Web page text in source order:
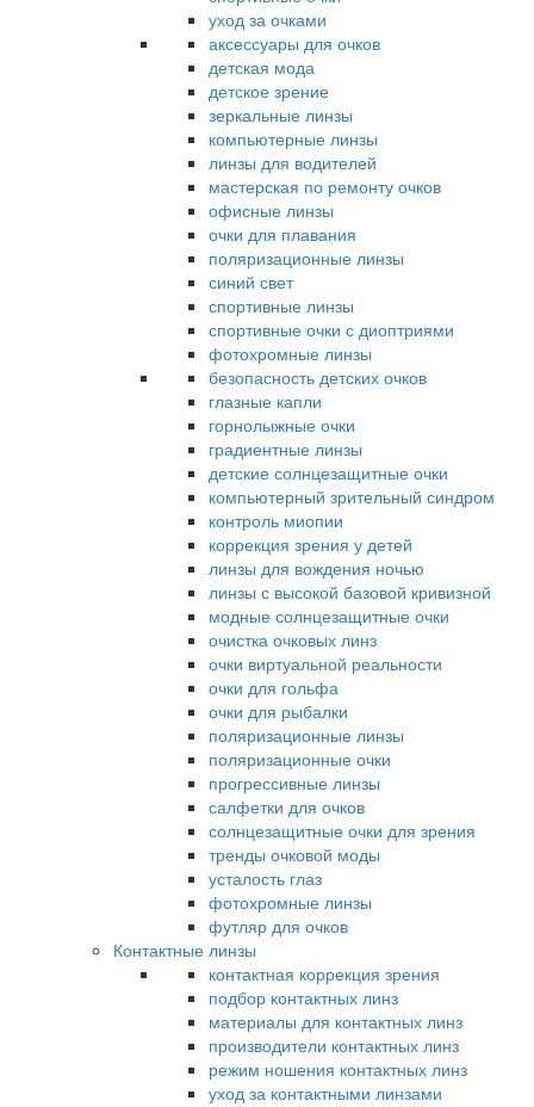
уход за очками
аксессуары для очков
детская мода
детское зрение
зеркальные линзы
компьютерные линзы
линзы для водителей
мастерская по ремонту очков
офисные линзы
очки для плавания
поляризационные линзы
синий свет
спортивные линзы
спортивные очки с диоптриями
фотохромные линзы
безопасность детских очков
глазные капли
горнолыжные очки
градиентные линзы
детские солнцезащитные очки
компьютерный зрительный синдром
контроль миопии
коррекция зрения у детей
линзы для вождения ночью
линзы с высокой базовой кривизной
модные солнцезащитные очки
очистка очковых линз
очки виртуальной реальности
очки для гольфа
очки для рыбалки
поляризационные линзы
поляризационные очки
прогрессивные линзы
салфетки для очков
солнцезащитные очки для зрения
тренды очковой моды
усталость глаз
фотохромные линзы
футляр для очков
Контактные линзы
контактная коррекция зрения
подбор контактных линз
материалы для контактных линз
производители контактных линз
режим ношения контактных линз
уход за контактными линзами